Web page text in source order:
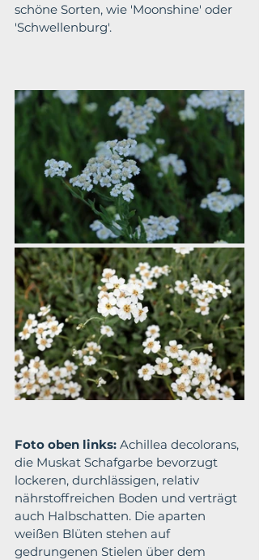
schöne Sorten, wie 'Moonshine' oder
'Schwellenburg'.
Foto oben links: Achillea decolorans,
die Muskat Schafgarbe bevorzugt
lockeren, durchlässigen, relativ
nährstoffreichen Boden und verträgt
auch Halbschatten. Die aparten
weißen Blüten stehen auf
gedrungenen Stielen über dem